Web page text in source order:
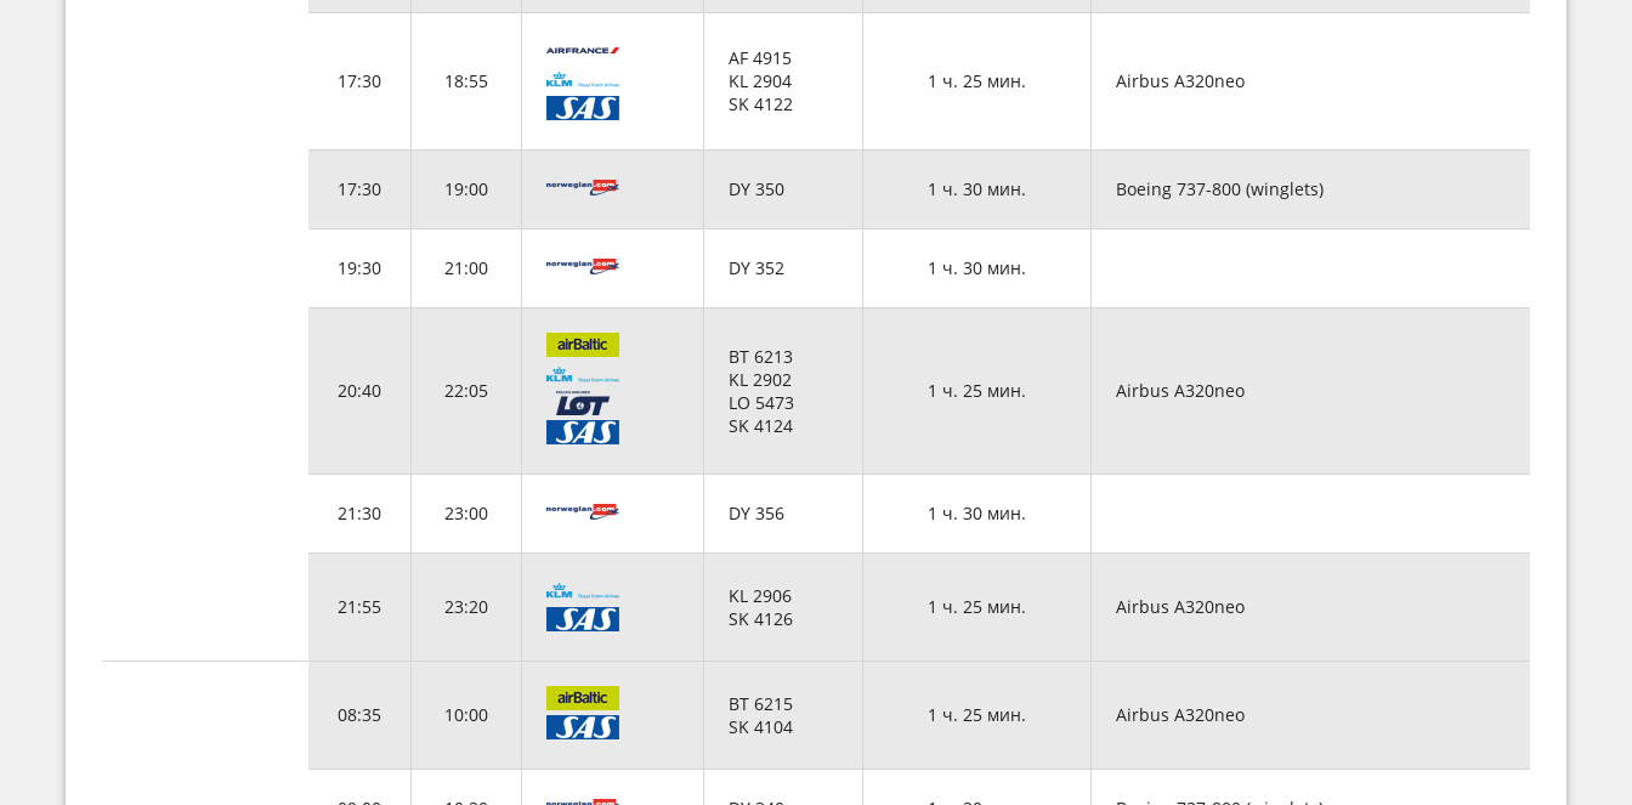
17:30 18:55
AF 4915
KL 2904
SK 4122
1 ч. 25 мин. Airbus A320neo
17:30 19:00 DY 350 1 ч. 30 мин. Boeing 737-800 (winglets)
19:30 21:00 DY 352 1 ч. 30 мин.
20:40 22:05
BT 6213
KL 2902
LO 5473
SK 4124
1 ч. 25 мин. Airbus A320neo
21:30 23:00 DY 356 1 ч. 30 мин.
21:55 23:20
KL 2906
SK 4126
1 ч. 25 мин. Airbus A320neo
08:35 10:00
BT 6215
SK 4104
1 ч. 25 мин. Airbus A320neo